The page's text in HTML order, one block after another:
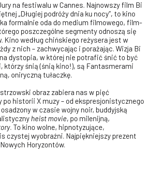
na festiwalu w Cannes. Najnowszy film Bi
„Długiej podróży dnia ku nocy”, to kino
formalnie oda do medium filmowego, film-
poszczególne segmenty odnoszą się
Kino według chińskiego reżysera jest w
z nich – zachwycając i porażając. Wizja Bi
dystopia, w której nie potrafić śnić to być
którzy śnią (śnią kino!), są Fantasmerami
oniryczną tułaczkę.
obraz zabiera nas w pięć
po historii X muzy – od ekspresjonistycznego
w czasie wojny noir, buddyjską
heist movie, po milenijną,
. To kino wolne, hipnotyzujące,
czystej wyobraźni. Najpiękniejszy prezent
Horyzontów.